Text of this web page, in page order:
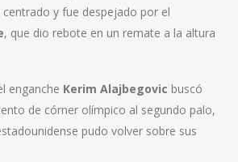
centrado y fue despejado por el
, que dio rebote en un remate a la altura
enganche Kerim Alajbegovic buscó
de córner olímpico al segundo palo,
pudo volver sobre sus